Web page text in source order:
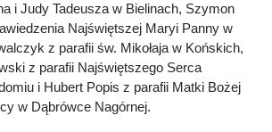
i Judy Tadeusza w Bielinach, Szymon
Najświętszej Maryi Panny w
z parafii św. Mikołaja w Końskich,
z parafii Najświętszego Serca
i Hubert Popis z parafii Matki Bożej
w Dąbrówce Nagórnej.